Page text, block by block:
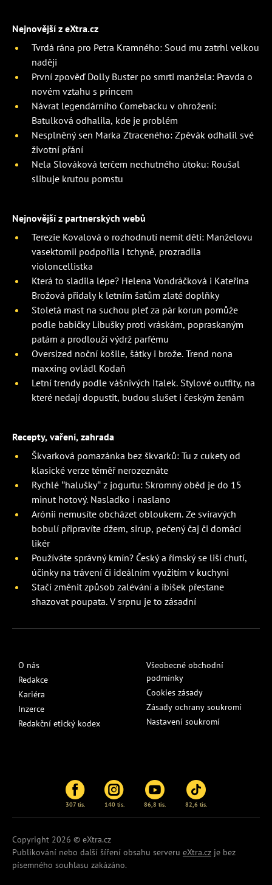
Nejnovější z eXtra.cz
Tvrdá rána pro Petra Kramného: Soud mu zatrhl velkou
naději
První zpověď Dolly Buster po smrti manžela: Pravda o
novém vztahu s princem
Návrat legendárního Comebacku v ohrožení:
Batulková odhalila, kde je problém
Nesplněný sen Marka Ztraceného: Zpěvák odhalil své
životní přání
Nela Slováková terčem nechutného útoku: Roušal
slibuje krutou pomstu
Nejnovější z partnerských webů
Terezie Kovalová o rozhodnutí nemít děti: Manželovu
vasektomii podpořila i tchyně, prozradila
violoncellistka
Která to sladila lépe? Helena Vondráčková i Kateřina
Brožová přidaly k letním šatům zlaté doplňky
Stoletá mast na suchou pleť za pár korun pomůže
podle babičky Libušky proti vráskám, popraskaným
patám a prodlouží výdrž parfému
Oversized noční košile, šátky i brože. Trend nona
maxxing ovládl Kodaň
Letní trendy podle vášnivých Italek. Stylové outfity, na
které nedají dopustit, budou slušet i českým ženám
Recepty, vaření, zahrada
Škvarková pomazánka bez škvarků: Tu z cukety od
klasické verze téměř nerozeznáte
Rychlé "halušky" z jogurtu: Skromný oběd je do 15
minut hotový. Nasladko i naslano
Arónii nemusíte obcházet obloukem. Ze svíravých
bobulí připravíte džem, sirup, pečený čaj či domácí
likér
Používáte správný kmín? Český a římský se liší chutí,
účinky na trávení či ideálním využitím v kuchyni
Stačí změnit způsob zalévání a ibišek přestane
shazovat poupata. V srpnu je to zásadní
O nás
Redakce
Kariéra
Inzerce
Redakční etický kodex
Všeobecné obchodní
podmínky
Cookies zásady
Zásady ochrany soukromí
Nastavení soukromí
307 tis. 140 tis. 86,8 tis. 82,6 tis.
Copyright 2026 © eXtra.cz
Publikování nebo další šíření obsahu serveru eXtra.cz je bez
písemného souhlasu zakázáno.